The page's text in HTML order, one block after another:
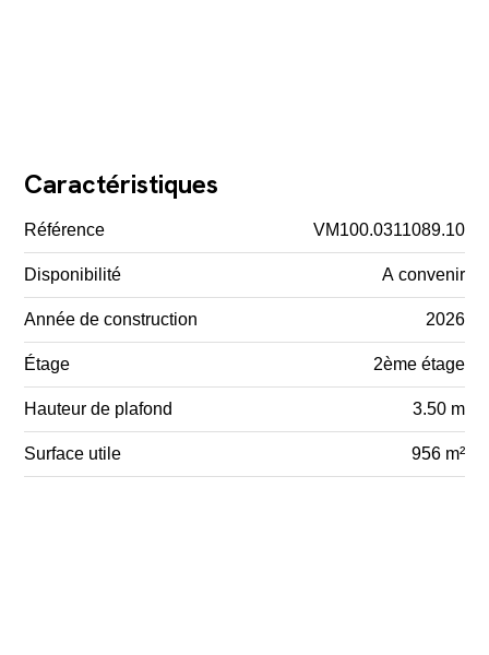
Caractéristiques
Référence VM100.0311089.10
Disponibilité A convenir
Année de construction 2026
Étage 2ème étage
Hauteur de plafond 3.50 m
Surface utile 956 m²